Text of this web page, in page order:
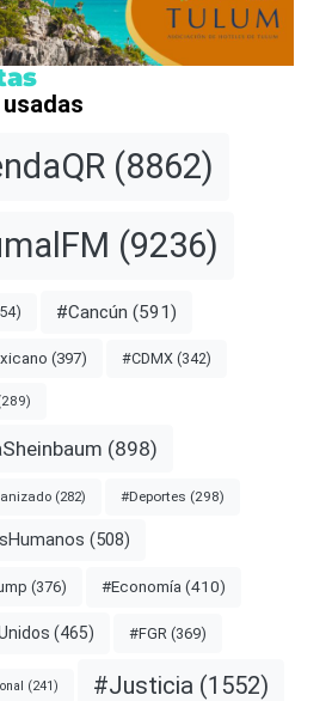
(8862)
(9236)
#Cancún (591)
(397) #CDMX(342)
(898)
(282) #Deportes (298)
(508)
(376) #Economía (410)
(465) #FGR (369)
(241) #Justicia (1552)